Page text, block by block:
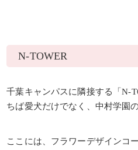
N-TOWER
千葉キャンパスに隣接する「N-
ちば愛犬だけでなく、中村学園
ここには、フラワーデザインコ